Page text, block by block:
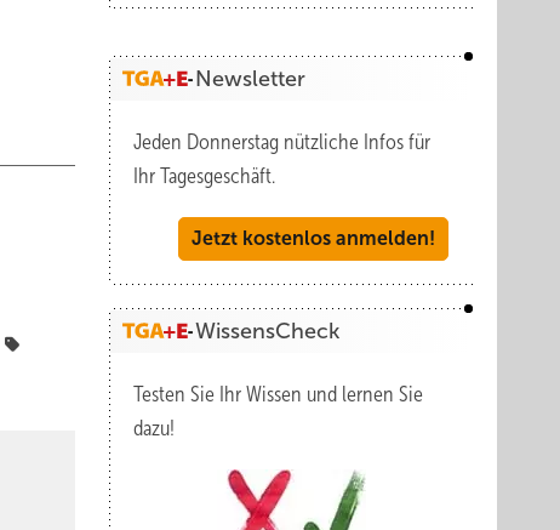
Newsletter
Jeden Donnerstag nützliche Infos für
Ihr Tagesgeschäft.
Jetzt kostenlos anmelden!
WissensCheck
Testen Sie Ihr Wissen und lernen Sie
dazu!